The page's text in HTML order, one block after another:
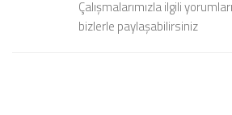
Çalışmalarımızla ilgili
bizlerle paylaşabilirsiniz